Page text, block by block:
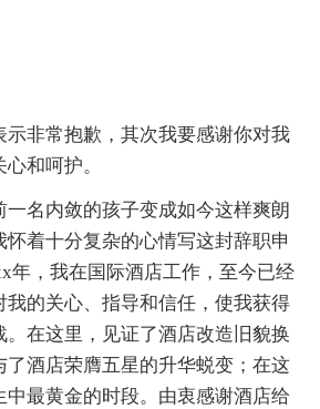
示非常抱歉，其次我要感谢你对我
和呵护。
一名内敛的孩子变成如今这样爽朗
着十分复杂的心情写这封辞职申
年，我在国际酒店工作，至今已经
我的关心、指导和信任，使我获得
。在这里，见证了酒店改造旧貌换
了酒店荣膺五星的升华蜕变；在这
中最黄金的时段。由衷感谢酒店给